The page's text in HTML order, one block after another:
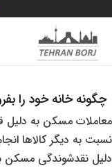
محتوا
چگونه خانه خود را
معاملات مسکن به دلیل
نسبت به دیگر کالاها
دلیل نقدشوندگی مسکن